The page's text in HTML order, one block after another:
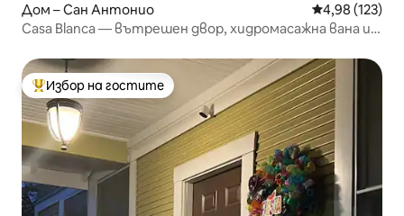
Дом – Сан Антонио Средна
4,98 (123)
Casa Blanca — вътрешен двор, хидромасажна вана и
Най-популярен избор на гостите
Избор на гостите